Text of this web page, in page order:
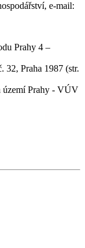
e-mail:
Prahy 4 –
32, Praha 1987 (str.
území Prahy - VÚV